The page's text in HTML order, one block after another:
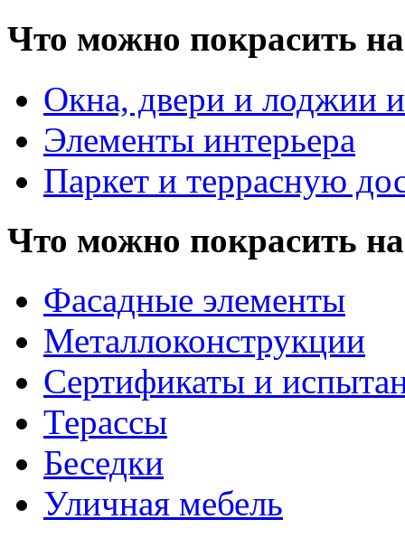
Что можно покрасить
Окна, двери и лоджии
Элементы интерьера
Паркет и террасную
Что можно покрасить на
Фасадные элементы
Металлоконструкции
Сертификаты и
Терассы
Беседки
Уличная мебель